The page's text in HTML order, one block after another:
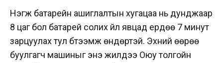
Нэгж батарейн ашиглалтын хугацаа нь дунджаар
8 цаг бол батарей солих үйл явцад ердөө 7 минут
зарцуулах тул бүтээмж өндөртэй. Эхний өөрөө
буулгагч машиныг энэ жилдээ Оюу толгойн